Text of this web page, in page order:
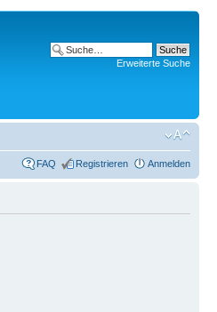
Erweiterte Suche
FAQ Registrieren Anmelden